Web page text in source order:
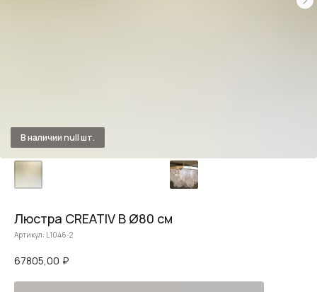
Люстра CREATIV B Ø80 см
Артикул: L1046-2
67805,00 ₽